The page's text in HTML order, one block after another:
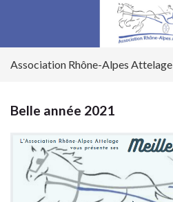
Association Rhône-Alpes Attelage
Belle année 2021